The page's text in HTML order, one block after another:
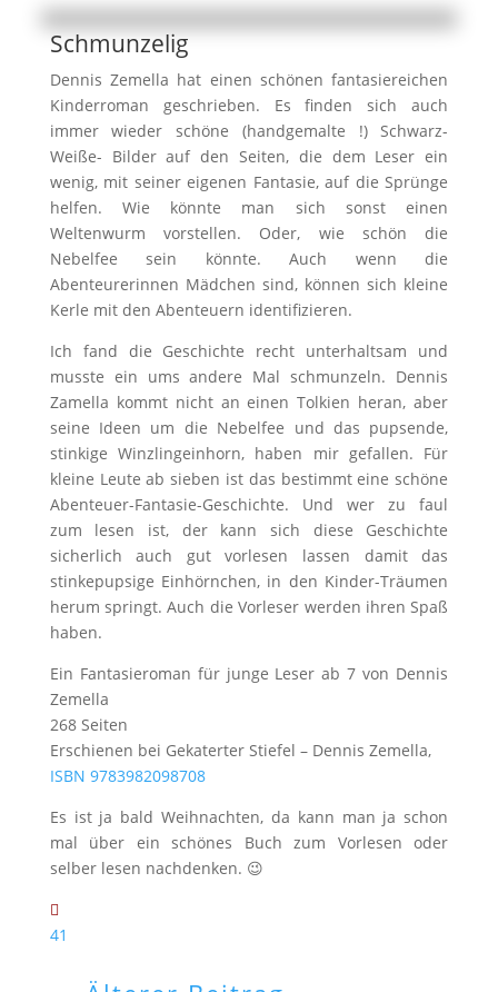
Schmunzelig
Dennis Zemella hat einen schönen fantasiereichen
Kinderroman geschrieben. Es finden sich auch
immer wieder schöne (handgemalte !) Schwarz-
Weiße- Bilder auf den Seiten, die dem Leser ein
wenig, mit seiner eigenen Fantasie, auf die Sprünge
helfen. Wie könnte man sich sonst einen
Weltenwurm vorstellen. Oder, wie schön die
Nebelfee sein könnte. Auch wenn die
Abenteurerinnen Mädchen sind, können sich kleine
Kerle mit den Abenteuern identifizieren.
Ich fand die Geschichte recht unterhaltsam und
musste ein ums andere Mal schmunzeln. Dennis
Zamella kommt nicht an einen Tolkien heran, aber
seine Ideen um die Nebelfee und das pupsende,
stinkige Winzlingeinhorn, haben mir gefallen. Für
kleine Leute ab sieben ist das bestimmt eine schöne
Abenteuer-Fantasie-Geschichte. Und wer zu faul
zum lesen ist, der kann sich diese Geschichte
sicherlich auch gut vorlesen lassen damit das
stinkepupsige Einhörnchen, in den Kinder-Träumen
herum springt. Auch die Vorleser werden ihren Spaß
haben.
Ein Fantasieroman für junge Leser ab 7 von Dennis
Zemella
268 Seiten
Erschienen bei Gekaterter Stiefel – Dennis Zemella,
ISBN 9783982098708
Es ist ja bald Weihnachten, da kann man ja schon
mal über ein schönes Buch zum Vorlesen oder
selber lesen nachdenken. 😉
41